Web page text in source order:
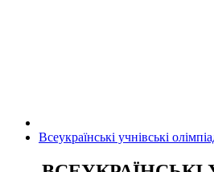
Всеукраїнські учнівські